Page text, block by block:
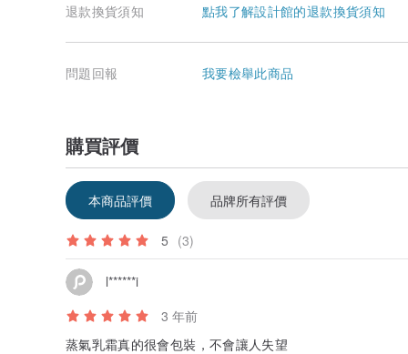
退款換貨須知 點我了解設計館的退款換貨須知
問題回報 我要檢舉此商品
購買評價
本商品評價 品牌所有評價
5 (3)
l******i
3 年前
蒸氣乳霜真的很會包裝，不會讓人失望